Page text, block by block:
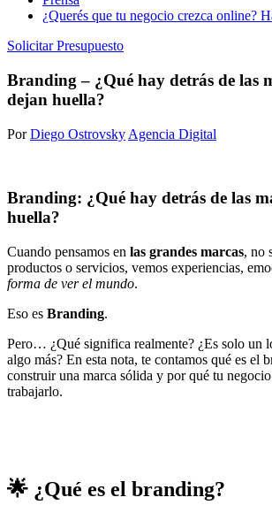
¿Querés que tu negocio crezca online?
Solicitar Presupuesto
Branding – ¿Qué hay detrás de las
dejan huella?
PorDiego Ostrovsky Agencia Digital
Branding: ¿Qué hay detrás de las
huella?
Cuando pensamos en las grandes marcas, no
productos o servicios, vemos experiencias,
forma de ver el mundo.
Eso es Branding.
Pero… ¿Qué significa realmente? ¿Es solo un
algo más? En esta nota, te contamos qué es el
construir una marca sólida y por qué tu
trabajarlo.
🌟 ¿Qué es el branding?